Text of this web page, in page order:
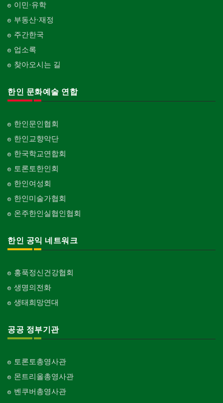
이민·유학
부동산·재정
주간한국
업소록
찾아오시는 길
한인 문화예술 연합
한인문인협회
한인교향악단
한국학교연합회
토론토한인회
한인여성회
한인미술가협회
온주한인실협인협회
한인 공익 네트워크
홍푹정신건강협회
생명의전화
생태희망연대
공공 정부기관
토론토총영사관
몬트리올총영사관
벤쿠버총영사관